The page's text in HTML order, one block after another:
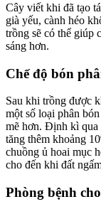
Cây viết khi đã tạo
già yếu, cành héo
trồng sẽ có thể giúp
sáng hơn.
Chế độ bón
Sau khi trồng được
một số loại phân
mẽ hơn. Định kì qua
tăng thêm khoảng
chuồng ủ hoai mục
cho đến khi đất
Phòng bệnh